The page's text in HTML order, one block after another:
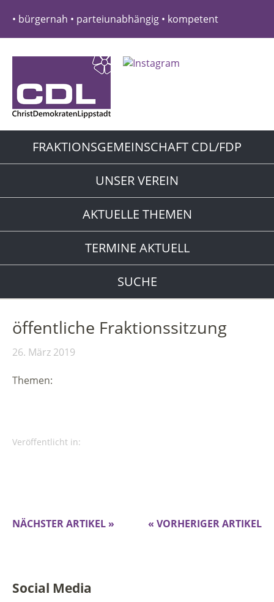
• bürgernah • parteiunabhängig • kompetent
FRAKTIONSGEMEINSCHAFT CDL/FDP
UNSER VEREIN
AKTUELLE THEMEN
TERMINE AKTUELL
SUCHE
öffentliche Fraktionssitzung
26. März 2019
Themen:
Veröffentlicht in:
NÄCHSTER ARTIKEL » « VORHERIGER ARTIKEL
Social Media